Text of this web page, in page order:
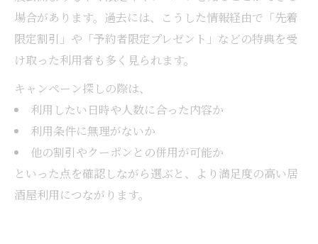
場合があります。過去には、こうした情報経由で「先着
限定割引」や「予約者限定プレゼント」などの特典を受
け取った利用者も多く見られます。
キャンペーン探しの際は、
利用したい日時や人数に合った内容か
利用条件に無理がないか
他の割引やクーポンとの併用が可能か
といった点を確認しながら選ぶと、より満足度の高い居
酒屋利用につながります。